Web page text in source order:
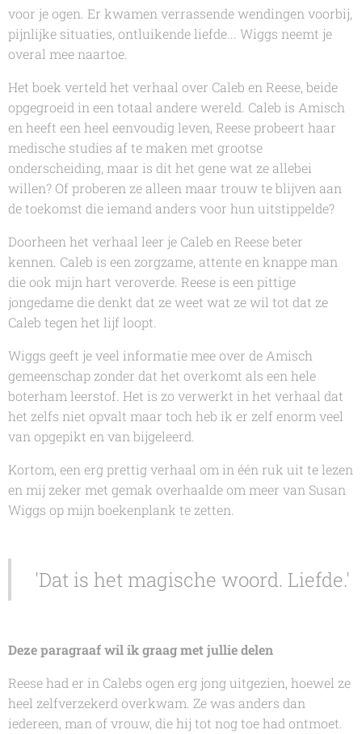
voor je ogen. Er kwamen verrassende wendingen voorbij,
pijnlijke situaties, ontluikende liefde... Wiggs neemt je
overal mee naartoe.
Het boek verteld het verhaal over Caleb en Reese, beide
opgegroeid in een totaal andere wereld. Caleb is Amisch
en heeft een heel eenvoudig leven, Reese probeert haar
medische studies af te maken met grootse
onderscheiding, maar is dit het gene wat ze allebei
willen? Of proberen ze alleen maar trouw te blijven aan
de toekomst die iemand anders voor hun uitstippelde?
Doorheen het verhaal leer je Caleb en Reese beter
kennen. Caleb is een zorgzame, attente en knappe man
die ook mijn hart veroverde. Reese is een pittige
jongedame die denkt dat ze weet wat ze wil tot dat ze
Caleb tegen het lijf loopt.
Wiggs geeft je veel informatie mee over de Amisch
gemeenschap zonder dat het overkomt als een hele
boterham leerstof. Het is zo verwerkt in het verhaal dat
het zelfs niet opvalt maar toch heb ik er zelf enorm veel
van opgepikt en van bijgeleerd.
Kortom, een erg prettig verhaal om in één ruk uit te lezen
en mij zeker met gemak overhaalde om meer van Susan
Wiggs op mijn boekenplank te zetten.
'Dat is het magische woord. Liefde.'
Deze paragraaf wil ik graag met jullie delen
Reese had er in Calebs ogen erg jong uitgezien, hoewel ze
heel zelfverzekerd overkwam. Ze was anders dan
iedereen, man of vrouw, die hij tot nog toe had ontmoet.